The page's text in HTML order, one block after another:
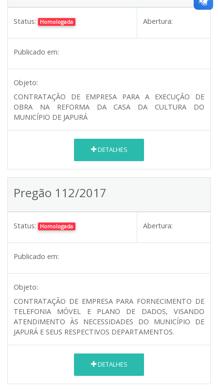
Status: Homologada Abertura:
Publicado em:
Objeto:
CONTRATAÇÃO DE EMPRESA PARA A EXECUÇÃO DE
OBRA NA REFORMA DA CASA DA CULTURA DO
MUNICÍPIO DE JAPURÁ
DETALHES
Pregão 112/2017
Status: Homologada Abertura:
Publicado em:
Objeto:
CONTRATAÇÃO DE EMPRESA PARA FORNECIMENTO DE
TELEFONIA MÓVEL E PLANO DE DADOS, VISANDO
ATENDIMENTO ÀS NECESSIDADES DO MUNICÍPIO DE
JAPURÁ E SEUS RESPECTIVOS DEPARTAMENTOS.
DETALHES